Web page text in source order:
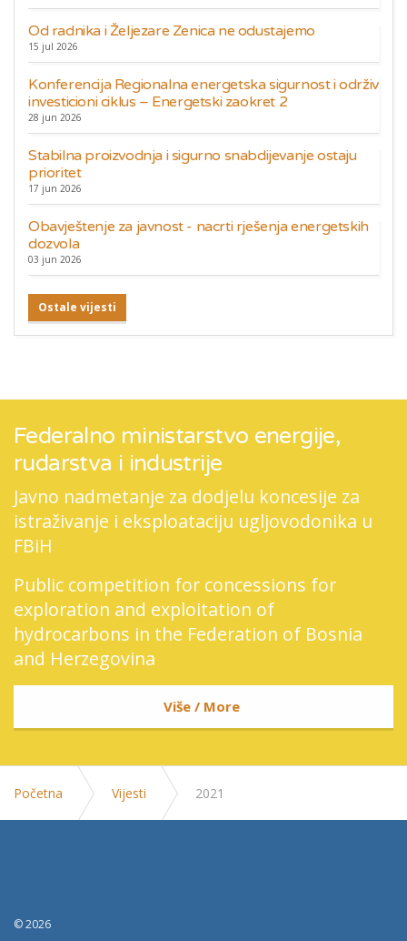
Od radnika i Željezare Zenica ne odustajemo
15 jul 2026
Konferencija Regionalna energetska sigurnost i održiv
investicioni ciklus – Energetski zaokret 2
28 jun 2026
Stabilna proizvodnja i sigurno snabdijevanje ostaju
prioritet
17 jun 2026
Obavještenje za javnost - nacrti rješenja energetskih
dozvola
03 jun 2026
Ostale vijesti
Federalno ministarstvo energije,
rudarstva i industrije
Javno nadmetanje za dodjelu koncesije za
istraživanje i eksploataciju ugljovodonika u
FBiH
Public competition for concessions for
exploration and exploitation of
hydrocarbons in the Federation of Bosnia
and Herzegovina
Više / More
Početna Vijesti 2021
© 2026